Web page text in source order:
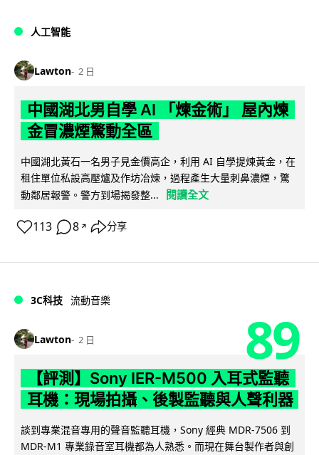
人工智能
Lawton 2 日
中國湖北男自學 AI 「煉金術」 屋內煉
金冒濃煙驚動全區
中國湖北黃石一名男子見金價高企，利用 AI 自學提煉黃金，在
租住單位私設高壓爐及作坊冶煉，過程產生大量刺鼻濃煙，驚
動鄰居報警。警方到場揭發整...
閱讀全文
113 8 ↗ 分享
3C科技 流動音樂
Lawton 2 日 89
【評測】Sony IER-M500 入耳式監聽
耳機：現場拍攝、後製監聽與人聲利器
談到專業混音專用的聲音監聽耳機，Sony 經典 MDR-7506 到
MDR-M1 專業錄音室耳機都為人熟悉。而現在舞台製作者與創